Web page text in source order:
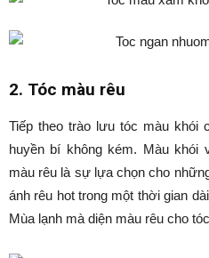
2. Tóc màu rêu
Tiếp theo trào lưu tóc màu khói
huyền bí không kém. Màu
màu rêu là sự lựa chọn cho
ánh rêu hot trong một thời gian
Mùa lạnh mà diện màu rêu cho